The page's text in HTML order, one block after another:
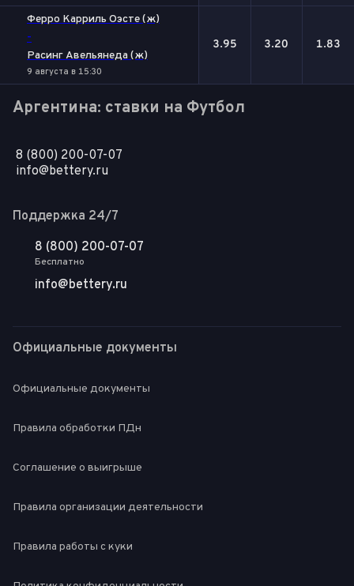
Ферро Карриль Оэсте (ж)
-
Расинг Авельянеда (ж)
9 августа в 15:30
3.95 3.20 1.83
Аргентина: ставки на Футбол
8 (800) 200-07-07
info@bettery.ru
Поддержка 24/7
8 (800) 200-07-07
Бесплатно
info@bettery.ru
Официальные документы
Официальные документы
Правила обработки ПДн
Соглашение о выигрыше
Правила организации деятельности
Правила работы с куки